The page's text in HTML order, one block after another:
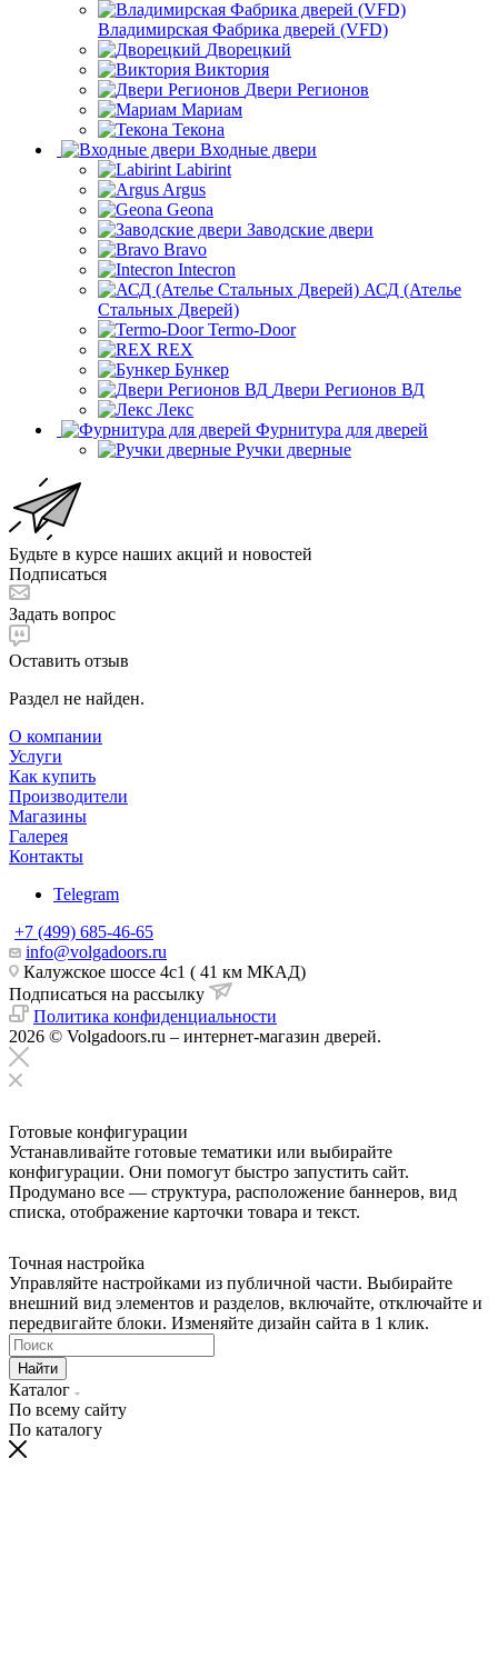
Владимирская Фабрика дверей (VFD)
Дворецкий
Виктория
Двери Регионов
Мариам
Текона
Входные двери
Labirint
Argus
Geona
Заводские двери
Bravo
Intecron
АСД (Ателье
Стальных Дверей)
Termo-Door
REX
Бункер
Двери Регионов ВД
Лекс
Фурнитура для дверей
Ручки дверные
Будьте в курсе наших акций и новостей
Подписаться
Задать вопрос
Оставить отзыв
Раздел не найден.
О компании
Услуги
Как купить
Производители
Магазины
Галерея
Контакты
Telegram
+7 (499) 685-46-65
info@volgadoors.ru
Калужское шоссе 4с1 ( 41 км МКАД)
Подписаться на рассылку
Политика конфиденциальности
2026 © Volgadoors.ru – интернет-магазин дверей.
Готовые конфигурации
Устанавливайте готовые тематики или выбирайте
конфигурации. Они помогут быстро запустить сайт.
Продумано все — структура, расположение баннеров, вид
списка, отображение карточки товара и текст.
Точная настройка
Управляйте настройками из публичной части. Выбирайте
внешний вид элементов и разделов, включайте, отключайте и
передвигайте блоки. Изменяйте дизайн сайта в 1 клик.
Найти
Каталог
По всему сайту
По каталогу